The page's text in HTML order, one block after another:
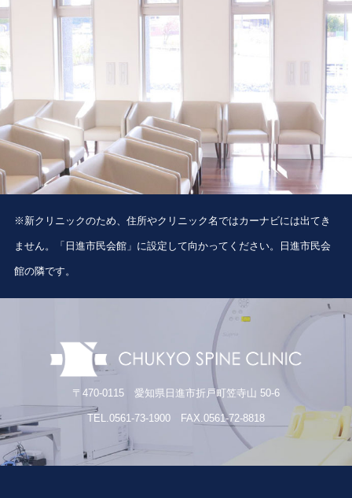
※新クリニックのため、住所やクリニック名ではカーナビには出てき
ません。「日進市民会館」に設定して向かってください。日進市民会
館の隣です。
〒470-0115 愛知県日進市折戸町笠寺山 50-6
TEL.0561-73-1900 FAX.0561-72-8818